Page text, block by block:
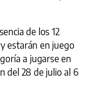
de los 12
estarán en juego
a jugarse en
del 28 de julio al 6